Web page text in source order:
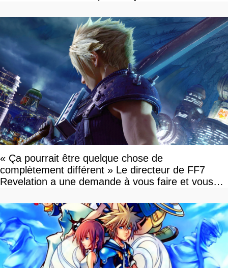
« Ça pourrait être quelque chose de
complètement différent » Le directeur de FF7
Revelation a une demande à vous faire et vous